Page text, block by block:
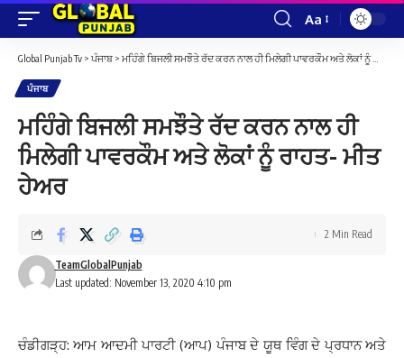
Font
Resizer
Aa
Global Punjab Tv > ਪੰਜਾਬ > ਮਹਿੰਗੇ ਬਿਜਲੀ ਸਮਝੌਤੇ ਰੱਦ ਕਰਨ ਨਾਲ ਹੀ ਮਿਲੇਗੀ ਪਾਵਰਕੌਮ ਅਤੇ ਲੋਕਾਂ ਨੂੰ ਰਾਹਤ- ਮੀਤ ਹੇਅਰ
ਪੰਜਾਬ
ਮਹਿੰਗੇ ਬਿਜਲੀ ਸਮਝੌਤੇ ਰੱਦ ਕਰਨ ਨਾਲ ਹੀ
ਮਿਲੇਗੀ ਪਾਵਰਕੌਮ ਅਤੇ ਲੋਕਾਂ ਨੂੰ ਰਾਹਤ- ਮੀਤ
ਹੇਅਰ
Last updated: November 13, 2020 4:10 pm
TeamGlobalPunjab
2 Min Read
ਚੰਡੀਗੜ੍ਹ: ਆਮ ਆਦਮੀ ਪਾਰਟੀ (ਆਪ) ਪੰਜਾਬ ਦੇ ਯੂਥ ਵਿੰਗ ਦੇ ਪ੍ਰਧਾਨ ਅਤੇ